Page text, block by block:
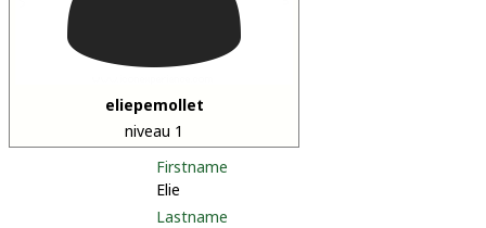
eliepemollet
niveau 1
Firstname
Elie
Lastname